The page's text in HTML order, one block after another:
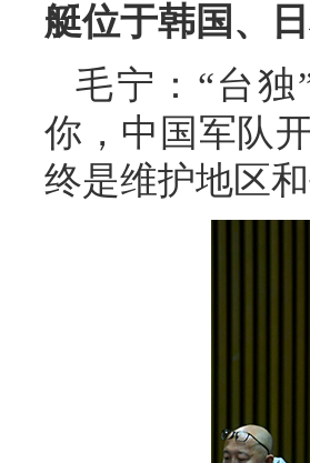
艇位于韩国、
毛宁：“台
你，中国军队
终是维护地区